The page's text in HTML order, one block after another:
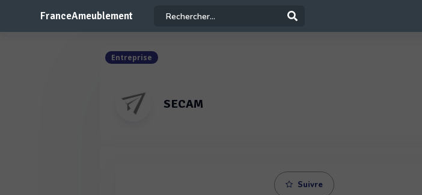
FranceAmeublement
Entreprise
SECAM
Suivre